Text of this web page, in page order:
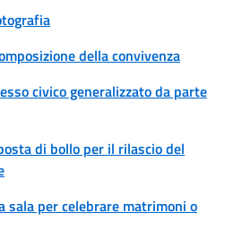
della convivenza
civico generalizzato da parte
di bollo per il rilascio del
sala per celebrare matrimoni o